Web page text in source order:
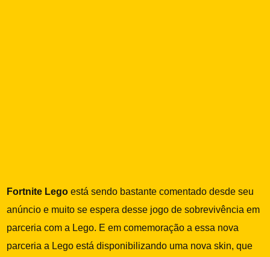
Fortnite Lego está sendo bastante comentado desde seu
anúncio e muito se espera desse jogo de sobrevivência em
parceria com a Lego. E em comemoração a essa nova
parceria a Lego está disponibilizando uma nova skin, que